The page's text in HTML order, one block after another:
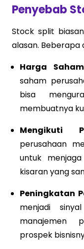
Penyebab
Stock split
alasan. Beberapa
Harga
saham
bisa
membuatnya
Mengikuti
perusahaan
untuk
kisaran yang
Peningkatan
menjadi
manajemen
prospek